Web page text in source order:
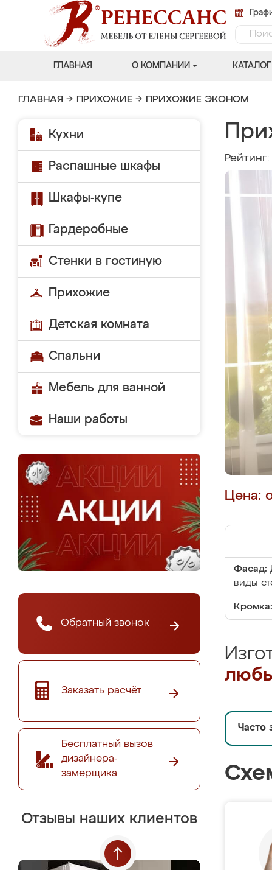
ГЛАВНАЯ О КОМПАНИИ КАТАЛОГ
ГЛАВНАЯ → ПРИХОЖИЕ → ПРИХОЖИЕ ЭКОНОМ
Кухни
Распашные шкафы
Шкафы-купе
Гардеробные
Стенки в гостиную
Прихожие
Детская комната
Спальни
Мебель для ванной
Наши работы
Обратный звонок
Заказать расчёт
Бесплатный вызов
дизайнера-
замерщика
Отзывы наших клиентов
Рейтинг:
Цена:
Фасад:
виды
Кромка:
Часто